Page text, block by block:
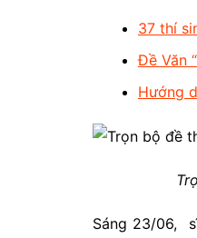
37 thí
Đề Văn
Hướng
Sáng 23/06,